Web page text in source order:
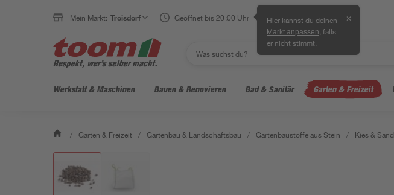
Mein Markt: Troisdorf Geöffnet bis 20:00 Uhr Hier kannst du deinen
Markt anpassen , falls
er nicht stimmt.
✕
Werkstatt & Maschinen Bauen & Renovieren Bad & Sanitär Garten & Freizeit
/ Garten & Freizeit / Gartenbau & Landschaftsbau / Gartenbaustoffe aus Stein / Kies & Sand